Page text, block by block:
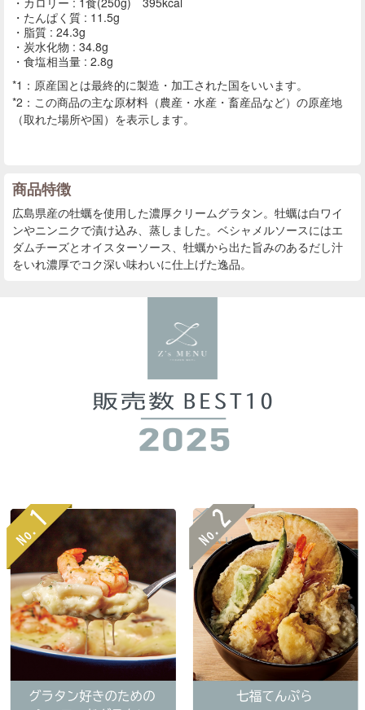
たんぱく質 : 11.5g
脂質 : 24.3g
炭水化物 : 34.8g
食塩相当量 : 2.8g
*1：原産国とは最終的に製造・加工された国をいいます。
*2：この商品の主な原材料（農産・水産・畜産品など）の原産地
（取れた場所や国）を表示します。
商品特徴
広島県産の牡蠣を使用した濃厚クリームグラタン。牡蠣は白ワイ
ンやニンニクで漬け込み、蒸しました。ベシャメルソースにはエ
ダムチーズとオイスターソース、牡蠣から出た旨みのあるだし汁
をいれ濃厚でコク深い味わいに仕上げた逸品。